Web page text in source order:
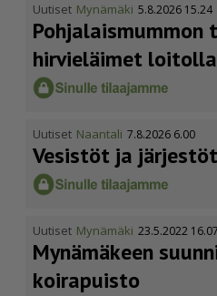
Uutiset Mynämäki 5.8.2026 15.24
hirvieläimet loitolla
Uutiset Naantali 7.8.2026 6.00
Vesistöt ja
Uutiset Mynämäki 23.5.2022 16.07
Mynämäkeen
koirapuisto